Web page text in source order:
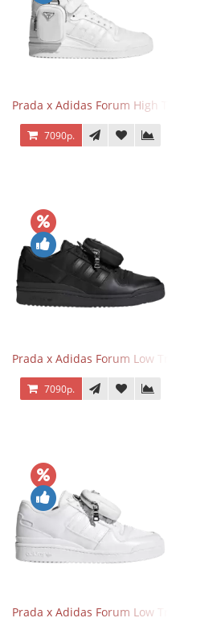
Prada x Adidas Forum High Triple White
7090р.
Prada x Adidas Forum Low Triple Black
7090р.
Prada x Adidas Forum Low Triple White